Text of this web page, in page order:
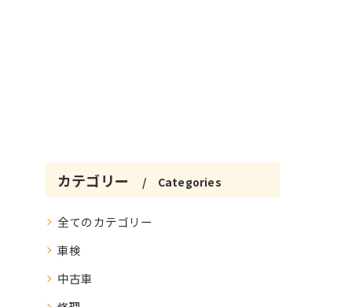
カテゴリー Categories
全てのカテゴリー
車検
中古車